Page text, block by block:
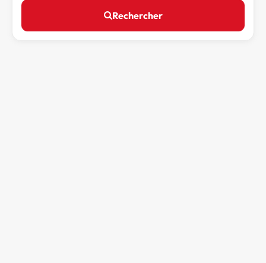
Rechercher